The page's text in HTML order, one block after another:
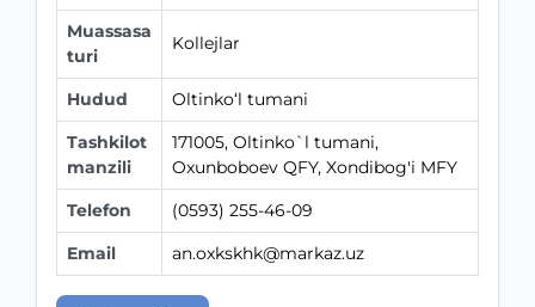
Muassasa
turi
Kollejlar
Hudud
Oltinko‘l tumani
Tashkilot
manzili
171005, Oltinko`l tumani,
Oxunboboev QFY, Xondibog'i MFY
Telefon
(0593) 255-46-09
Email
an.oxkskhk@markaz.uz